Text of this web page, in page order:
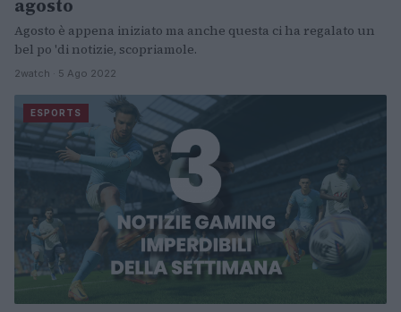
agosto
Agosto è appena iniziato ma anche questa ci ha regalato un
bel po 'di notizie, scopriamole.
2watch · 5 Ago 2022
ESPORTS